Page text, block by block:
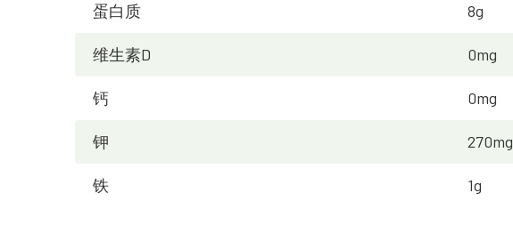
蛋白质 8g
维生素D 0mg
钙 0mg
钾 270mg
铁 1g